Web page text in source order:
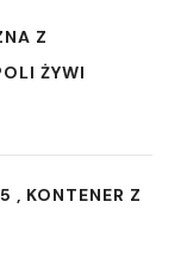
Z
ŻYWI
, KONTENER Z